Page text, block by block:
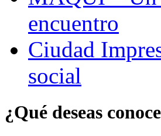
encuentro
Ciudad
social
¿Qué deseas